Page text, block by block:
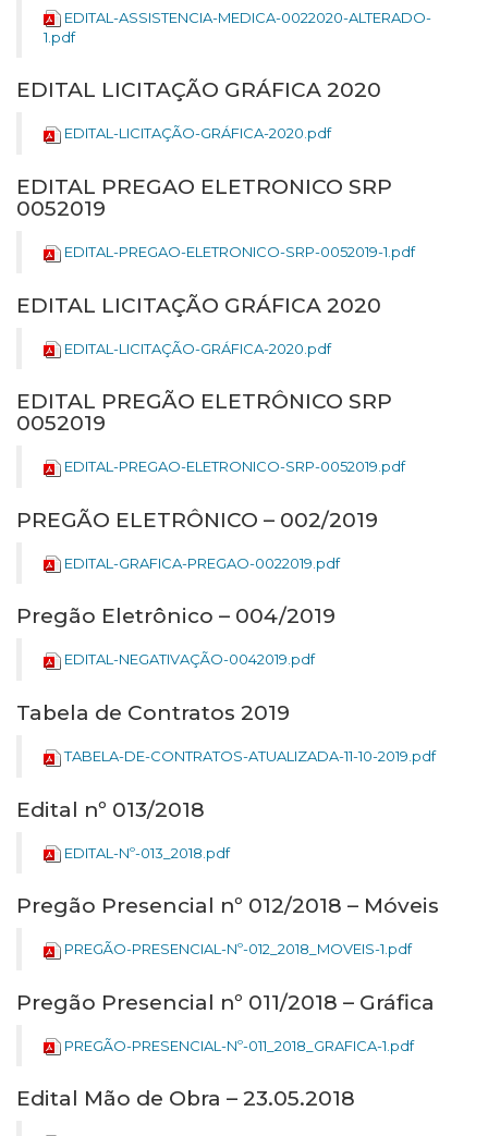
EDITAL-ASSISTENCIA-MEDICA-0022020-ALTERADO-
1.pdf
EDITAL LICITAÇÃO GRÁFICA 2020
EDITAL-LICITAÇÃO-GRÁFICA-2020.pdf
EDITAL PREGAO ELETRONICO SRP
0052019
EDITAL-PREGAO-ELETRONICO-SRP-0052019-1.pdf
EDITAL LICITAÇÃO GRÁFICA 2020
EDITAL-LICITAÇÃO-GRÁFICA-2020.pdf
EDITAL PREGÃO ELETRÔNICO SRP
0052019
EDITAL-PREGAO-ELETRONICO-SRP-0052019.pdf
PREGÃO ELETRÔNICO – 002/2019
EDITAL-GRAFICA-PREGAO-0022019.pdf
Pregão Eletrônico – 004/2019
EDITAL-NEGATIVAÇÃO-0042019.pdf
Tabela de Contratos 2019
TABELA-DE-CONTRATOS-ATUALIZADA-11-10-2019.pdf
Edital nº 013/2018
EDITAL-Nº-013_2018.pdf
Pregão Presencial nº 012/2018 – Móveis
PREGÃO-PRESENCIAL-Nº-012_2018_MOVEIS-1.pdf
Pregão Presencial nº 011/2018 – Gráfica
PREGÃO-PRESENCIAL-Nº-011_2018_GRAFICA-1.pdf
Edital Mão de Obra – 23.05.2018